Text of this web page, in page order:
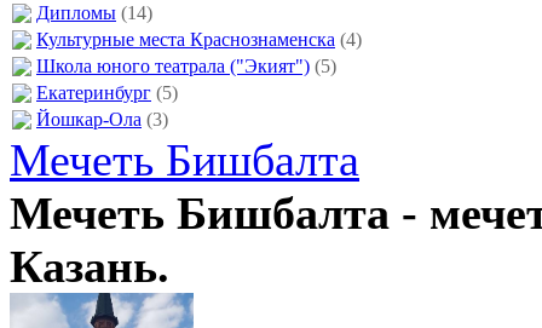
Дипломы (14)
Культурные места Краснознаменска (4)
Школа юного театрала ("Экият") (5)
Екатеринбург (5)
Йошкар-Ола (3)
Мечеть Бишбалта
Мечеть Бишбалта -
Казань.